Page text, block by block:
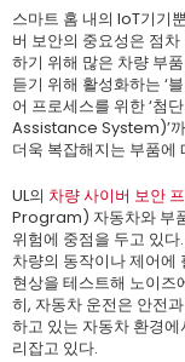
스마트 홈 내의 IoT기기
버 보안의 중요성은 점
하기 위해 많은 차량 부
듣기 위해 활성화하는 ‘
어 프로세스를 위한 ‘
Assistance System)’까
더욱 복잡해지는 부품
UL의 차량 사이버 보안
Program) 자동차와 부
위험에 중점을 두고 있
차량의 동작이나 제어에
현상을 테스트해 노이즈
히, 자동차 운전은 안전
하고 있는 자동차 환경
리잡고 있다.